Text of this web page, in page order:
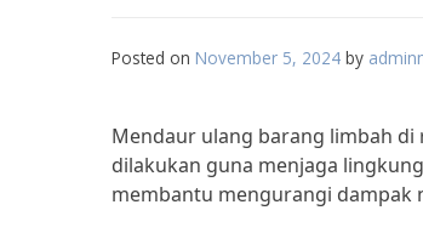
Posted on November 5, 2024 by
Mendaur ulang barang limbah
dilakukan guna menjaga
membantu mengurangi dampak